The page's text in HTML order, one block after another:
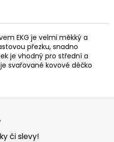
EKG je velmi měkký a
přezku, snadno
je vhodný pro střední a
svařované kovové déčko
či slevy!